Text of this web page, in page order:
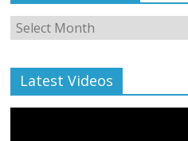
Monthly
Archive
Latest Videos